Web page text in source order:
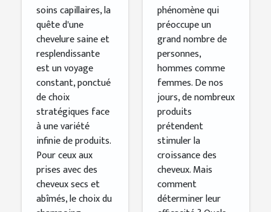
cheveux
secs et
abîmés
soins capillaires, la
quête d'une
chevelure saine et
resplendissante
est un voyage
constant, ponctué
de choix
stratégiques face
à une variété
infinie de produits.
Pour ceux aux
prises avec des
cheveux secs et
abîmés, le choix du
des cheveux
phénomène qui
préoccupe un
grand nombre de
personnes,
hommes comme
femmes. De nos
jours, de nombreux
produits
prétendent
stimuler la
croissance des
cheveux. Mais
comment
déterminer leur